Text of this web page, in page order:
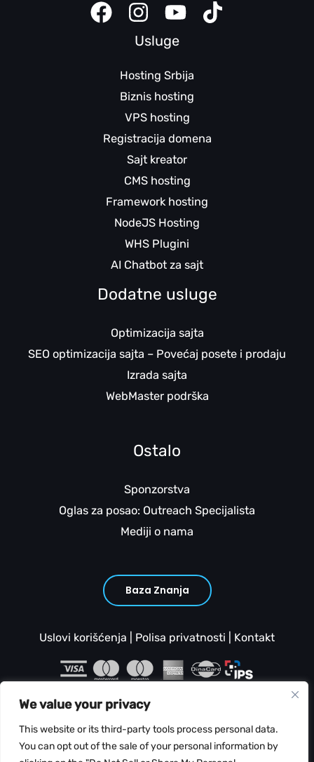
We value your privacy
This website or its third-party tools process personal data.
You can opt out of the sale of your personal information by
Usluge
Hosting Srbija
Biznis hosting
VPS hosting
Registracija domena
Sajt kreator
CMS hosting
Framework hosting
NodeJS Hosting
WHS Plugini
AI Chatbot za sajt
Dodatne usluge
Optimizacija sajta
SEO optimizacija sajta – Povećaj posete i prodaju
Izrada sajta
WebMaster podrška
Ostalo
Sponzorstva
Oglas za posao: Outreach Specijalista
Mediji o nama
Baza Znanja
Uslovi korišćenja Polisa privatnosti Kontakt